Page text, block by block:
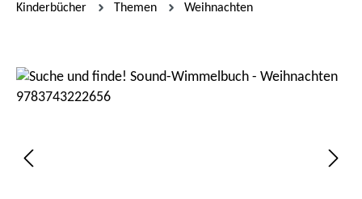
Kinderbücher Themen Weihnachten
Bildergalerie überspringen